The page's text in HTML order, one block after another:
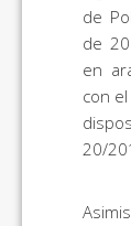
de
de
en
con
20/